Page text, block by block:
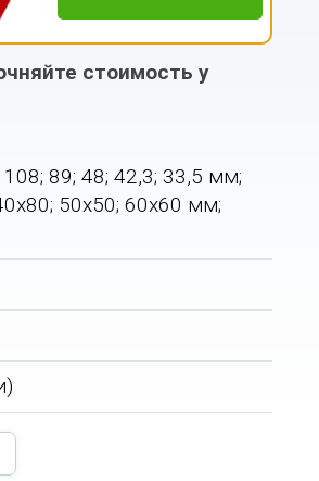
стоимость у
108; 89; 48; 42,3; 33,5 мм;
50х50; 60х60 мм;